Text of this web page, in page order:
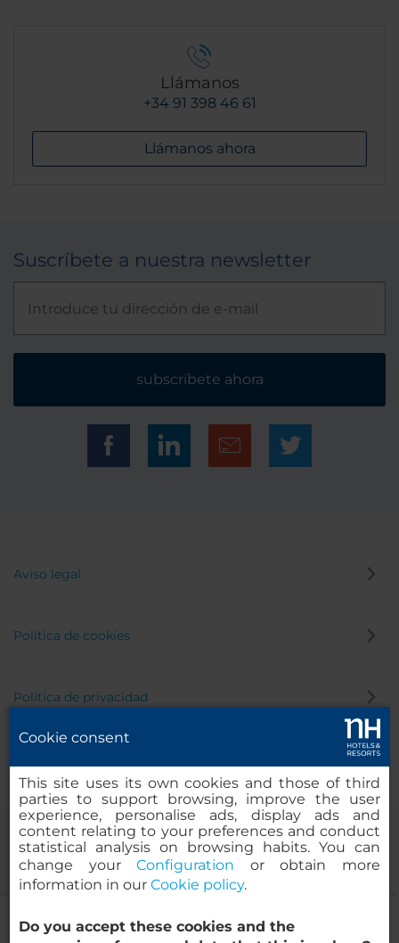
NH Gran Hotel Casino Extremadura
Llámanos
+34 91 398 46 61
Llámanos ahora
Suscríbete a nuestra newsletter
subscríbete ahora
Aviso legal
Política de cookies
Política de privacidad
© 2000-2026 MINOR HOTELS EUROPE & AMERICAS Santa Engracia,
Cookie consent
This site uses its own cookies and those of third
parties to support browsing, improve the user
experience, personalise ads, display ads and
content relating to your preferences and conduct
statistical analysis on browsing habits. You can
change yourConfiguration or obtain more
information in our Cookie policy.
Do you accept these cookies and the